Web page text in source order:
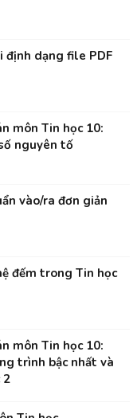
định dạng file PDF
môn Tin học 10:
nguyên tố
vào/ra đơn giản
đếm trong Tin học
môn Tin học 10:
trình bậc nhất và
2